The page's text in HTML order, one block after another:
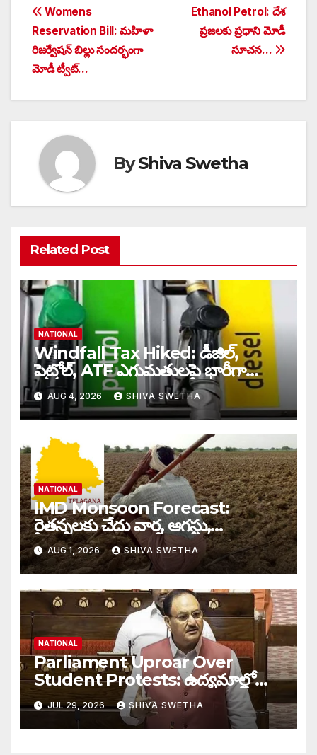
Post
navigation
Ethanol Petrol: దేశ
ప్రజలకు ప్రధాని మోడీ
సూచన…
Womens
Reservation Bill: మహిళా
రిజర్వేషన్ బిల్లు సందర్భంగా
మోడీ ట్వీట్…
ByShiva Swetha
Related Post
NATIONAL
Windfall Tax Hiked: డీజిల్,
పెట్రోల్, ATF ఎగుమతులపై భారీగా
Windfall Tax పెంపు…
AUG 4, 2026 SHIVA SWETHA
NATIONAL
IMD Monsoon Forecast:
రైతన్నలకు చేదు వార్త, ఆగస్టు,
సెప్టెంబర్‌లలో తగ్గనున్న వర్షాలు…
AUG 1, 2026 SHIVA SWETHA
NATIONAL
Parliament Uproar Over
Student Protests: ఉద్యమాల్లో
పాల్గొంటే పోలీసు దెబ్బలకు
సిద్ధపడాల్సిందే”…
JUL 29, 2026 SHIVA SWETHA